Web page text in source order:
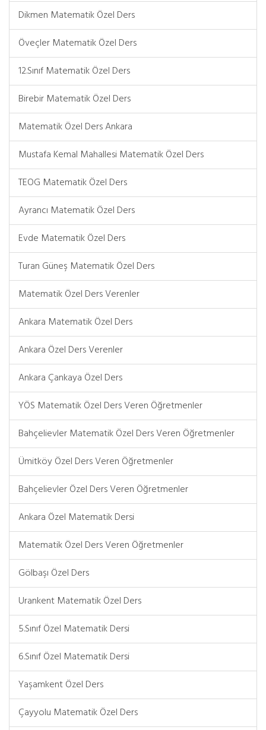
Dikmen Matematik Özel Ders
Öveçler Matematik Özel Ders
12.Sınıf Matematik Özel Ders
Birebir Matematik Özel Ders
Matematik Özel Ders Ankara
Mustafa Kemal Mahallesi Matematik Özel Ders
TEOG Matematik Özel Ders
Ayrancı Matematik Özel Ders
Evde Matematik Özel Ders
Turan Güneş Matematik Özel Ders
Matematik Özel Ders Verenler
Ankara Matematik Özel Ders
Ankara Özel Ders Verenler
Ankara Çankaya Özel Ders
YÖS Matematik Özel Ders Veren Öğretmenler
Bahçelievler Matematik Özel Ders Veren Öğretmenler
Ümitköy Özel Ders Veren Öğretmenler
Bahçelievler Özel Ders Veren Öğretmenler
Ankara Özel Matematik Dersi
Matematik Özel Ders Veren Öğretmenler
Gölbaşı Özel Ders
Urankent Matematik Özel Ders
5.Sınıf Özel Matematik Dersi
6.Sınıf Özel Matematik Dersi
Yaşamkent Özel Ders
Çayyolu Matematik Özel Ders